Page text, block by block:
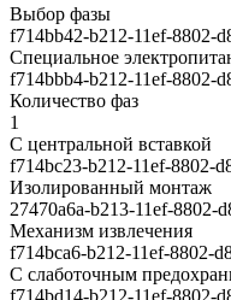
Выбор фазы
f714bb42-b212-11ef-8802-
Cпециальное
f714bbb4-b212-11ef-8802-
Количество фаз
1
С центральной вставкой
f714bc23-b212-11ef-8802-
Изолированный монтаж
27470a6a-b213-11ef-8802-
Механизм извлечения
f714bca6-b212-11ef-8802-
С слаботочным
f714bd14-b212-11ef-8802-